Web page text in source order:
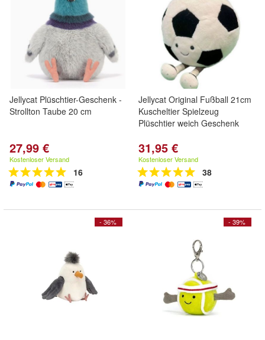
Jellycat Plüschtier-Geschenk -
Strollton Taube 20 cm
27,99 €
Kostenloser Versand
16
Jellycat Original Fußball 21cm
Kuscheltier Spielzeug
Plüschtier weich Geschenk
31,95 €
Kostenloser Versand
38
- 36% - 39%